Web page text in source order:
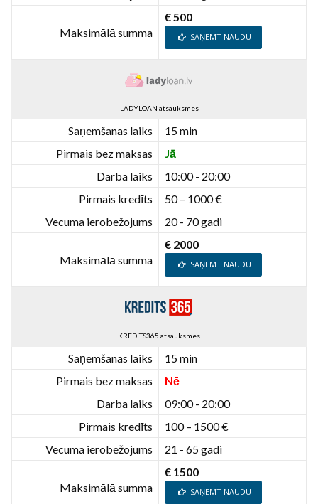
Maksimālā summa
€ 500
SAŅEMT NAUDU
LADYLOAN atsauksmes
Saņemšanas laiks
15 min
Pirmais bez maksas
Jā
Darba laiks
10:00 - 20:00
Pirmais kredīts
50 – 1000 €
Vecuma ierobežojums
20 - 70 gadi
Maksimālā summa
€ 2000
SAŅEMT NAUDU
KREDITS365 atsauksmes
Saņemšanas laiks
15 min
Pirmais bez maksas
Nē
Darba laiks
09:00 - 20:00
Pirmais kredīts
100 – 1500 €
Vecuma ierobežojums
21 - 65 gadi
Maksimālā summa
€ 1500
SAŅEMT NAUDU